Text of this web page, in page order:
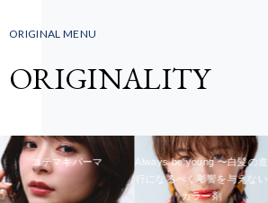
ORIGINAL MENU
ORIGINALITY
コテマキパーマ
Always be young 〜白髪の進
行になるべく影響を与えない
カラー剤